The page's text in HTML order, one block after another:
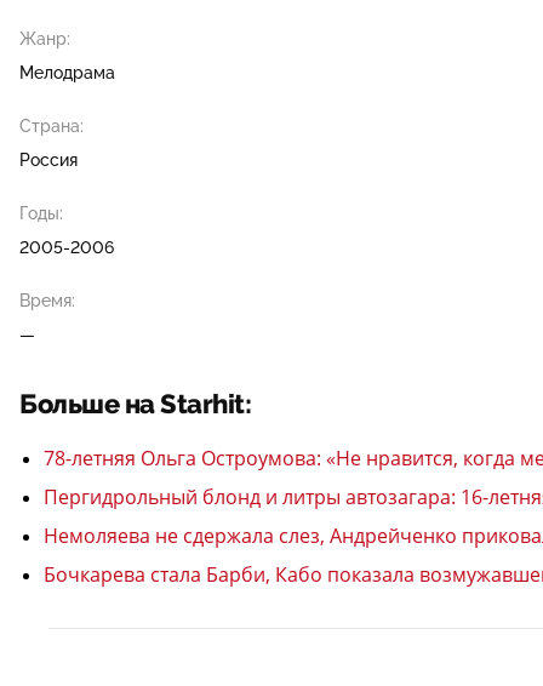
Жанр:
Мелодрама
Страна:
Россия
Годы:
2005-2006
Время:
—
Больше на Starhit:
78-летняя Ольга Остроумова: «Не нравится, когда
Пергидрольный блонд и литры автозагара: 16-
Немоляева не сдержала слез, Андрейченко
Бочкарева стала Барби, Кабо показала